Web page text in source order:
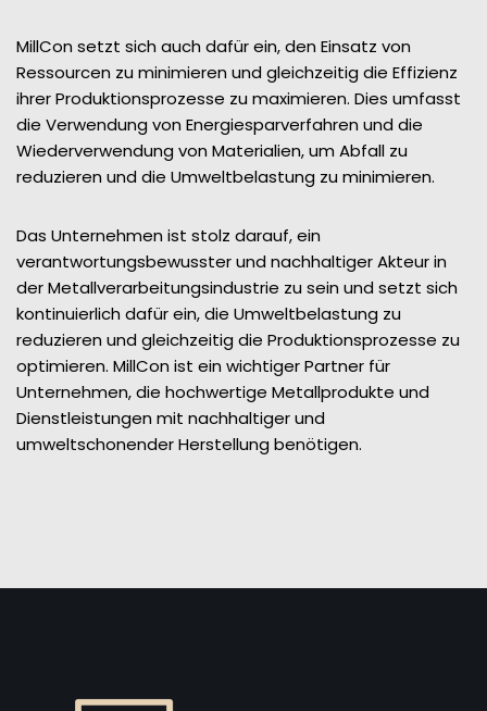
MillCon setzt sich auch dafür ein, den Einsatz von
Ressourcen zu minimieren und gleichzeitig die Effizienz
ihrer Produktionsprozesse zu maximieren. Dies umfasst
die Verwendung von Energiesparverfahren und die
Wiederverwendung von Materialien, um Abfall zu
reduzieren und die Umweltbelastung zu minimieren.
Das Unternehmen ist stolz darauf, ein
verantwortungsbewusster und nachhaltiger Akteur in
der Metallverarbeitungsindustrie zu sein und setzt sich
kontinuierlich dafür ein, die Umweltbelastung zu
reduzieren und gleichzeitig die Produktionsprozesse zu
optimieren. MillCon ist ein wichtiger Partner für
Unternehmen, die hochwertige Metallprodukte und
Dienstleistungen mit nachhaltiger und
umweltschonender Herstellung benötigen.